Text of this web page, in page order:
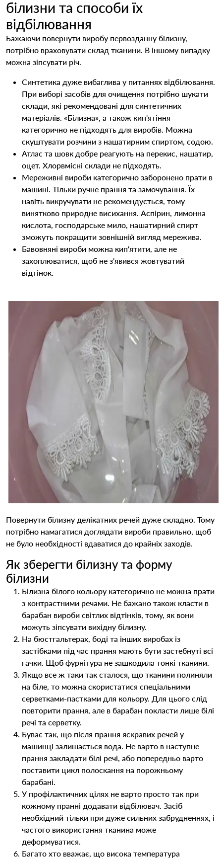
білизни та способи їх
відбілювання
Бажаючи повернути виробу первозданну білизну,
потрібно враховувати склад тканини. В іншому випадку
можна зіпсувати річ.
Синтетика дуже вибаглива у питаннях відбілювання.
При виборі засобів для очищення потрібно шукати
склади, які рекомендовані для синтетичних
матеріалів. «Білизна», а також кип'ятіння
категорично не підходять для виробів. Можна
скуштувати розчини з нашатирним спиртом, содою.
Атлас та шовк добре реагують на перекис, нашатир,
оцет. Хлорвмісні склади не підходять.
Мереживні вироби категорично заборонено прати в
машині. Тільки ручне прання та замочування. Їх
навіть викручувати не рекомендується, тому
винятково природне висихання. Аспірин, лимонна
кислота, господарське мило, нашатирний спирт
зможуть покращити зовнішній вигляд мережива.
Бавовняні вироби можна кип'ятити, але не
захоплюватися, щоб не з'явився жовтуватий
відтінок.
Повернути білизну делікатних речей дуже складно. Тому
потрібно намагатися доглядати вироби правильно, щоб
не було необхідності вдаватися до крайніх заходів.
Як зберегти білизну та форму
білизни
Білизна білого кольору категорично не можна прати
з контрастними речами. Не бажано також класти в
барабан вироби світлих відтінків, тому, як вони
можуть зіпсувати вихідну білизну.
На бюстгальтерах, боді та інших виробах із
застібками під час прання мають бути застебнуті всі
гачки. Щоб фурнітура не зашкодила тонкі тканини.
Якщо все ж таки так сталося, що тканини полиняли
на біле, то можна скористатися спеціальними
серветками-пастками для кольору. Для цього слід
повторити прання, але в барабан покласти лише білі
речі та серветку.
Буває так, що після прання яскравих речей у
машинці залишається вода. Не варто в наступне
прання закладати білі речі, або попередньо варто
поставити цикл полоскання на порожньому
барабані.
У профілактичних цілях не варто просто так при
кожному пранні додавати відбілювач. Засіб
необхідний тільки при дуже сильних забрудненнях, і
частого використання тканина може
деформуватися.
Багато хто вважає, що висока температура